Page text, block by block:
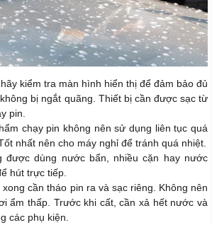
kiểm tra màn hình hiển thị để đảm bảo đủ
bị ngắt quãng. Thiết bị cần được sạc từ
pin.
chạy pin không nên sử dụng liên tục quá
nhất nên cho máy nghỉ để tránh quá nhiệt.
được dùng nước bẩn, nhiều cặn hay nước
hút trực tiếp.
cần tháo pin ra và sạc riêng. Không nên
ẩm thấp. Trước khi cất, cần xả hết nước và
các phụ kiện.